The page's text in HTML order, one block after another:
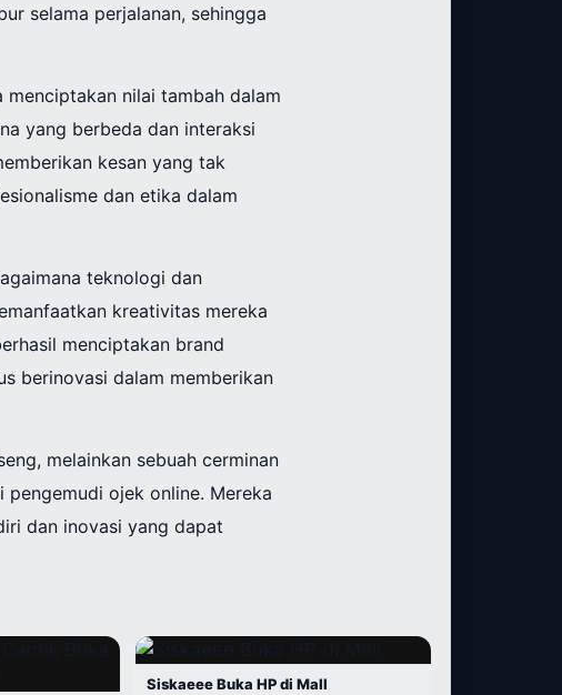
selama perjalanan, sehingga
nilai tambah dalam
yang berbeda dan interaksi
kesan yang tak
dan etika dalam
teknologi dan
kreativitas mereka
menciptakan brand
berinovasi dalam memberikan
melainkan sebuah cerminan
ojek online. Mereka
dan inovasi yang dapat
Siskaeee Buka HP di Mall